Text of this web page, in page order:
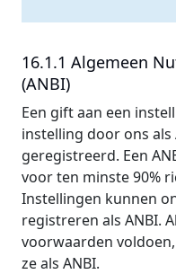
16.1.1 Algemeen
(ANBI)
Een gift aan een
instelling door ons als
geregistreerd. Een
voor ten minste 90%
Instellingen kunnen
registreren als ANBI.
voorwaarden
ze als ANBI.